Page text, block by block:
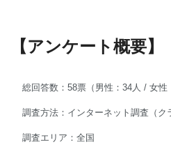
【アンケート概要】
総回答数：58票（男性：34人 / 女性
調査方法：インターネット調査（ク
調査エリア：全国